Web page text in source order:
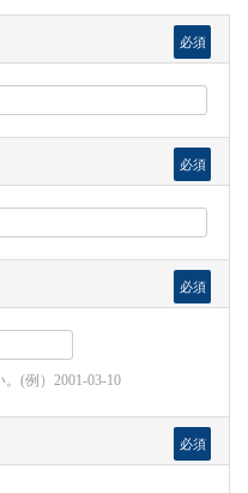
必須
必須
必須
(例）2001-03-10
必須